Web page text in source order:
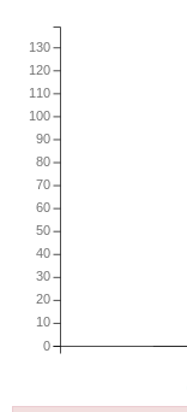
0
10
20
30
40
50
60
70
80
90
100
110
120
130